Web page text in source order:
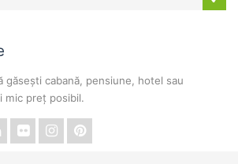
găsești cabană, pensiune, hotel sau
mic preț posibil.